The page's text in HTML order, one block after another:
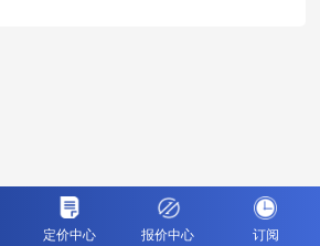
定价中心 报价中心 订阅